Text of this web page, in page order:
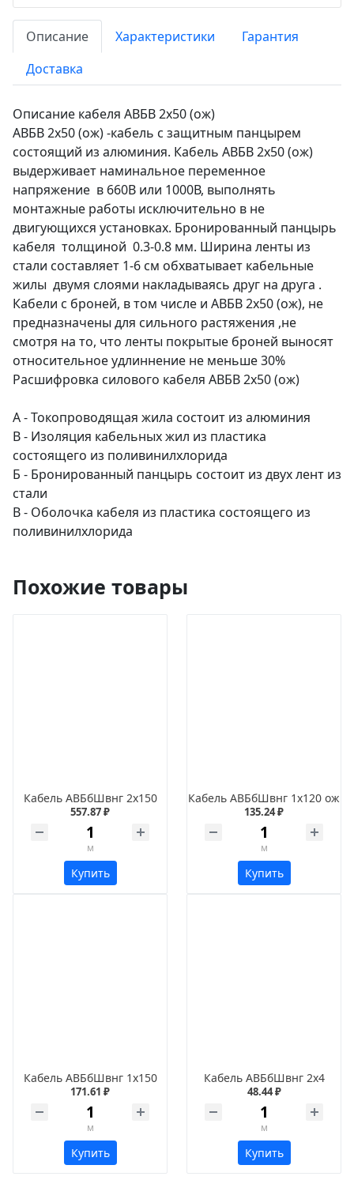
Описание Характеристики
Гарантия
Доставка
Описание кабеля АВБВ 2х50 (ож)
АВБВ 2х50 (ож) -кабель с защитным панцырем
состоящий из алюминия. Кабель АВБВ 2х50 (ож)
выдерживает наминальное переменное
напряжение в 660В или 1000В, выполнять
монтажные работы исключительно в не
двигующихся установках. Бронированный панцырь
кабеля толщиной 0.3-0.8 мм. Ширина ленты из
стали составляет 1-6 см обхватывает кабельные
жилы двумя слоями накладываясь друг на друга .
Кабели с броней, в том числе и АВБВ 2х50 (ож), не
предназначены для сильного растяжения ,не
смотря на то, что ленты покрытые броней выносят
относительное удлиннение не меньше 30%
Расшифровка силового кабеля АВБВ 2х50 (ож)
А - Токопроводящая жила состоит из алюминия
В - Изоляция кабельных жил из пластика
состоящего из поливинилхлорида
Б - Бронированный панцырь состоит из двух лент из
стали
В - Оболочка кабеля из пластика состоящего из
поливинилхлорида
Похожие товары
Кабель АВБбШвнг 2х150
557.87 ₽
м
Купить
Кабель АВБбШвнг 1х120 ож
135.24 ₽
м
Купить
Кабель АВБбШвнг 1х150
171.61 ₽
м
Купить
Кабель АВБбШвнг 2х4
48.44 ₽
м
Купить